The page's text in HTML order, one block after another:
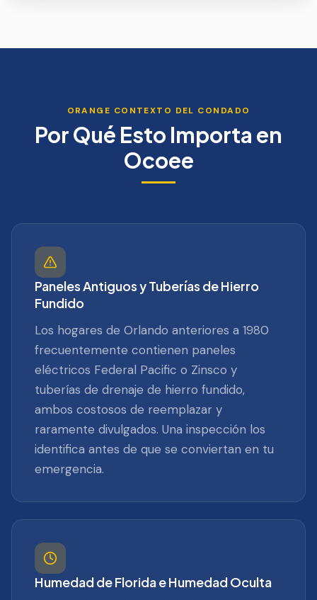
ORANGE CONTEXTO DEL CONDADO
Por Qué Esto Importa en
Ocoee
Paneles Antiguos y Tuberías de Hierro
Fundido
Los hogares de Orlando anteriores a 1980
frecuentemente contienen paneles
eléctricos Federal Pacific o Zinsco y
tuberías de drenaje de hierro fundido,
ambos costosos de reemplazar y
raramente divulgados. Una inspección los
identifica antes de que se conviertan en tu
emergencia.
Humedad de Florida e Humedad Oculta